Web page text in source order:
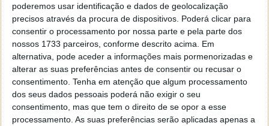
poderemos usar identificação e dados de geolocalização
precisos através da procura de dispositivos. Poderá clicar para
consentir o processamento por nossa parte e pela parte dos
nossos 1733 parceiros, conforme descrito acima. Em
alternativa, pode aceder a informações mais pormenorizadas e
alterar as suas preferências antes de consentir ou recusar o
consentimento. Tenha em atenção que algum processamento
dos seus dados pessoais poderá não exigir o seu
consentimento, mas que tem o direito de se opor a esse
processamento. As suas preferências serão aplicadas apenas a
— Parker Ortolani (@ParkerOrtolani) April 9,
2023
Com centenas de milhares de visualizações e muitos
comentários positivos, Parker referiu que ficou
"chocado" com a resposta ao conceito e sente que
"mostra como as pessoas estão famintas por uma
grande atualização do relógio!".